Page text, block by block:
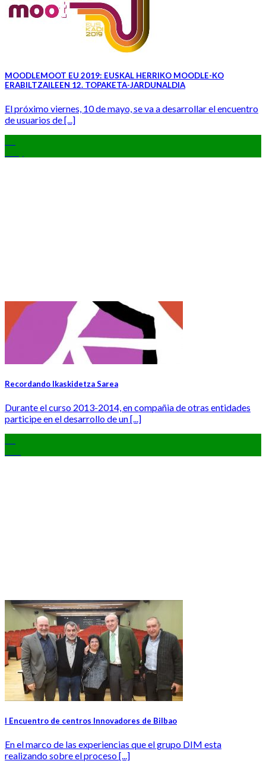
MOODLEMOOT EU 2019: EUSKAL HERRIKO MOODLE-KO
ERABILTZAILEEN 12. TOPAKETA-JARDUNALDIA
El próximo viernes, 10 de mayo, se va a desarrollar el encuentro
de usuarios de [...]
Recordando Ikaskidetza Sarea
Durante el curso 2013-2014, en compañia de otras entidades
participe en el desarrollo de un [...]
I Encuentro de centros Innovadores de Bilbao
En el marco de las experiencias que el grupo DIM esta
realizando sobre el proceso [...]